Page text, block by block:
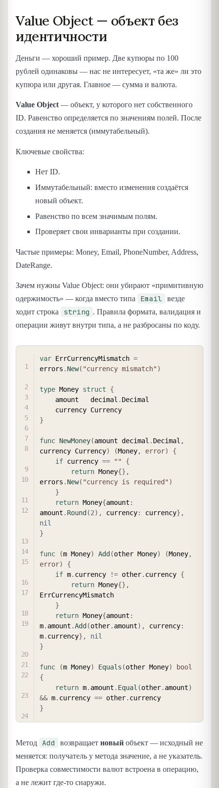
Value Object — объект без
идентичности
Деньги — хороший пример. Две купюры по 100
рублей одинаковы — нас не интересует, «та же» ли это
купюра или другая. Главное — сумма и валюта.
Value Object — объект, у которого нет собственного
ID. Равенство определяется по значениям полей. После
создания не меняется (иммутабельный).
Ключевые свойства:
Нет ID.
Иммутабельный: вместо изменения создаётся
новый объект.
Равенство по всем значимым полям.
Проверяет свои инварианты при создании.
Частые примеры: Money, Email, PhoneNumber, Address,
DateRange.
Зачем нужны Value Object: они убирают «примитивную
одержимость» — когда вместо типа
Email
везде
ходит строка
string . Правила формата, валидация и
операции живут внутри типа, а не разбросаны по коду.
var ErrCurrencyMismatch =
errors . New( "currency mismatch")
type Money struct
{
	amount   decimal
. Decimal
}
func NewMoney(amount decimal . Decimal ,
currency Currency) (Money, error)
{
if currency == ""
{
return Money{} ,
errors . New( "currency is required")
}
return Money{amount :
amount . Round (2) , currency: currency} ,
nil
}
func (m Money) Add (other Money) (Money,
error)
{
if m. currency != other. currency {
return Money{} ,
ErrCurrencyMismatch
}
return Money{amount :
m. amount .Add (other. amount) , currency:
m. currency} ,
nil
}
func (m Money) Equals (other Money)
bool
{
return m. amount . Equal (other. amount)
&& m. currency == other.
}
Метод Add возвращает новый объект — исходный не
меняется: получатель у метода значение, а не указатель.
Проверка совместимости валют встроена в операцию,
а не лежит где-то снаружи.